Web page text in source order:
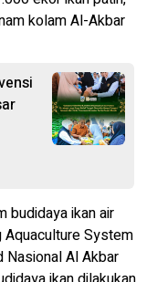
kolam Al-Akbar
budidaya ikan air
System
Nasional Al Akbar